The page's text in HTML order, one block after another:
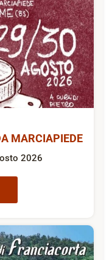
MARCIAPIEDE
2026